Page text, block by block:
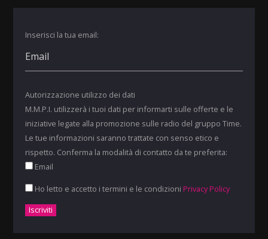
Inserisci la tua email:
Autorizzazione utilizzo dei dati
M.M.P.I. utilizzerà i tuoi dati per informarti sulle offerte e le
iniziative legate alla promozione sulle radio del gruppo Time.
Le tue informazioni saranno trattate con senso etico e
rispetto. Conferma la modalità di contatto da te preferita:
Email
Ho letto e accetto i termini e le condizioni Privacy Policy